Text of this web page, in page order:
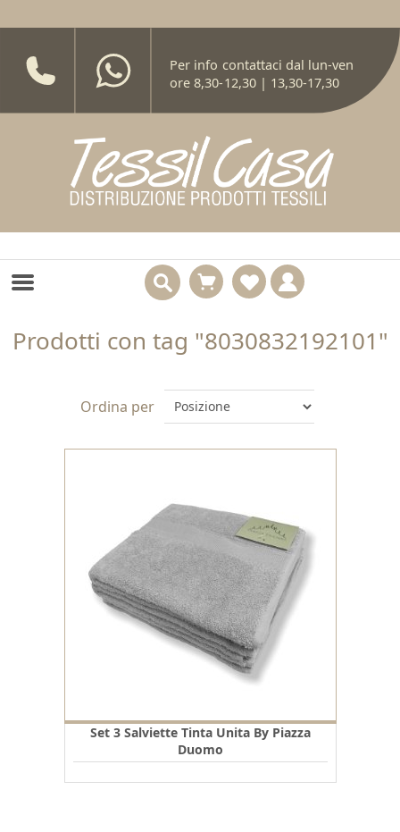
Per info contattaci dal lun-ven
ore 8,30-12,30 | 13,30-17,30
Prodotti con tag "8030832192101"
Ordina per
Set 3 Salviette Tinta Unita By Piazza
Duomo